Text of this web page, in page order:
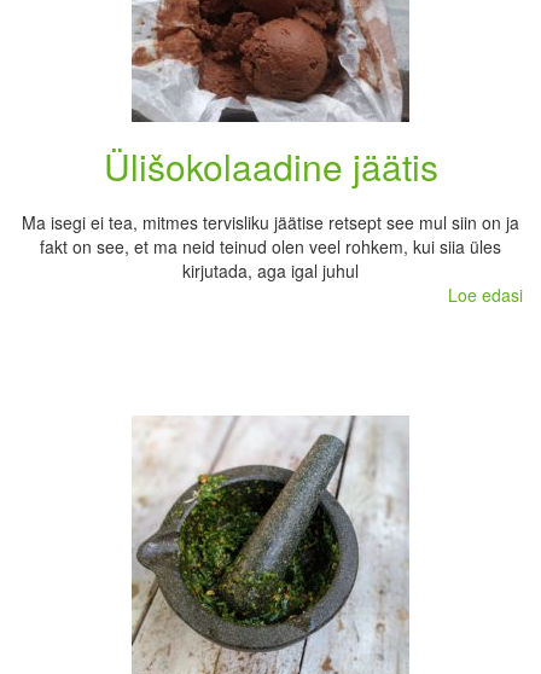
Ülišokolaadine jäätis
Ma isegi ei tea, mitmes tervisliku jäätise retsept see mul siin on ja
fakt on see, et ma neid teinud olen veel rohkem, kui siia üles
kirjutada, aga igal juhul
Loe edasi